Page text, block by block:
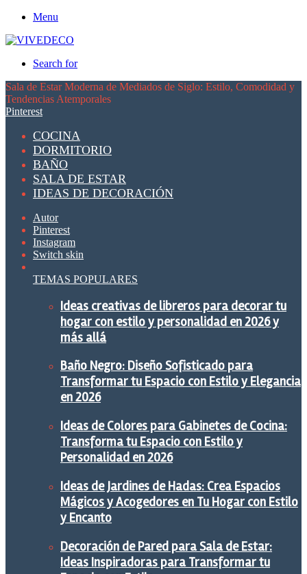
Menu
Search for
Sala de Estar Moderna de Mediados de Siglo: Estilo, Comodidad y
Tendencias Atemporales
Pinterest
COCINA
DORMITORIO
BAÑO
SALA DE ESTAR
IDEAS DE DECORACIÓN
Autor
Pinterest
Instagram
Switch skin
TEMAS POPULARES
Ideas creativas de libreros para decorar tu
hogar con estilo y personalidad en 2026 y
más allá
Baño Negro: Diseño Sofisticado para
Transformar tu Espacio con Estilo y Elegancia
en 2026
Ideas de Colores para Gabinetes de Cocina:
Transforma tu Espacio con Estilo y
Personalidad en 2026
Ideas de Jardines de Hadas: Crea Espacios
Mágicos y Acogedores en Tu Hogar con Estilo
y Encanto
Decoración de Pared para Sala de Estar:
Ideas Inspiradoras para Transformar tu